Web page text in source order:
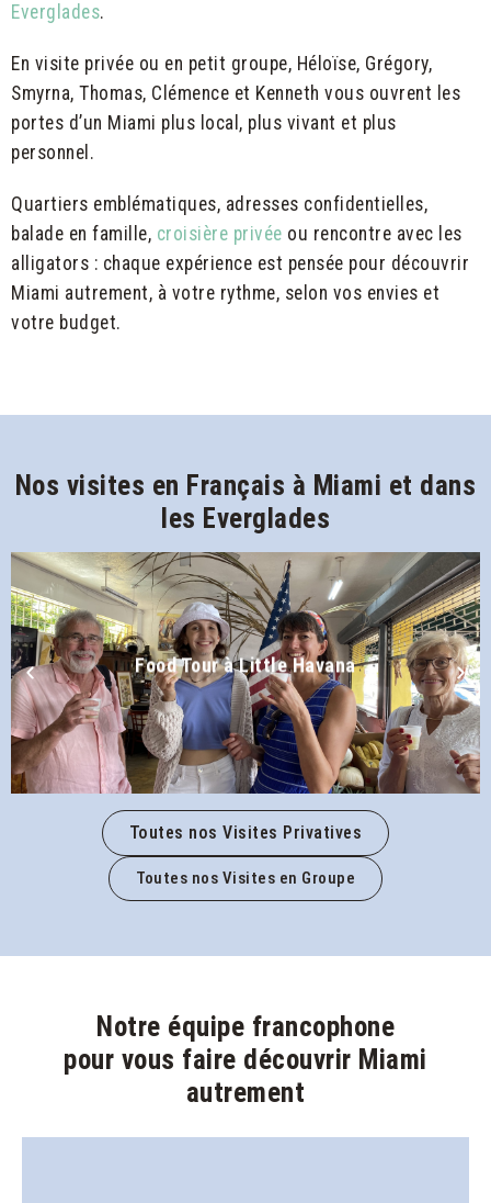
Everglades.
En visite privée ou en petit groupe, Héloïse, Grégory,
Smyrna, Thomas, Clémence et Kenneth vous ouvrent les
portes d’un Miami plus local, plus vivant et plus
personnel.
Quartiers emblématiques, adresses confidentielles,
balade en famille, croisière privée ou rencontre avec les
alligators : chaque expérience est pensée pour découvrir
Miami autrement, à votre rythme, selon vos envies et
votre budget.
Nos visites en Français à Miami et dans
les Everglades
Food Tour à Little Havana
Toutes nos Visites Privatives
Toutes nos Visites en Groupe
Notre équipe francophone
pour vous faire découvrir Miami
autrement